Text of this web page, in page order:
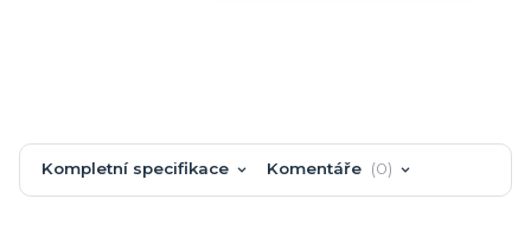
Kompletní specifikace Komentáře 0